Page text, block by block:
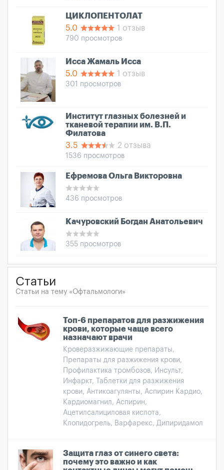
ЦИКЛОПЕНТОЛАТ
5.0
1 отзыв
790 просмотров
Исса Жамаль Исса
5.0
1 отзыв
301 просмотров
Институт глазных болезней и
тканевой терапии им. В.П.
Филатова
3.5
2 отзыва
1536 просмотров
Ефремова Ольга Викторовна
436 просмотров
Качуровский Богдан Анатольевич
355 просмотров
Статьи
Статьи на тему «Офтальмологи»
Топ-6 препаратов для разжижения
крови, которые чаще всего
назначают врачи
Кроверазжижающие препараты,
Препараты для разжижения крови,
Профилактика тромбозов, Инсульт,
Инфаркт, Таблетки для разжижения
крови, Антикоагулянты, Аспирин Кардио,
Кардиомагнил, Аспирин,
Ацетилсалициловая кислота,
Клопидогрель, Варфарекс, Дипиридамол
Защита глаз от синего света:
почему это важно и как